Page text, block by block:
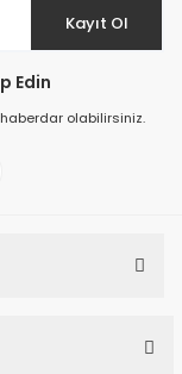
Kayıt Ol
Edin
olabilirsiniz.